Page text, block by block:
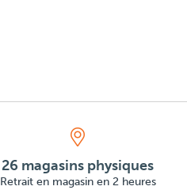
26 magasins physiques
Retrait en magasin en 2 heures